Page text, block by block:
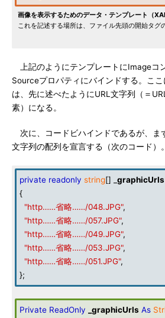
画像を表示するためのデータ・テンプレート（
これを記述する場所は、ファイル先頭の開始タグ
上記のようにテンプレートにImageコ
Sourceプロパティにバインドする。こ
は、先に述べたようにURL文字列（＝
素）になる。
次に、コードビハインドであるが、ま
文字列の配列を宣言する（次のコード）。
private readonly string[] _ graphicUrls
{
"http……省略……/048.JPG",
"http……省略……/057.JPG",
"http……省略……/049.JPG",
"http……省略……/053.JPG",
"http……省略……/051.JPG",
};
Private ReadOnly _graphicUrls As